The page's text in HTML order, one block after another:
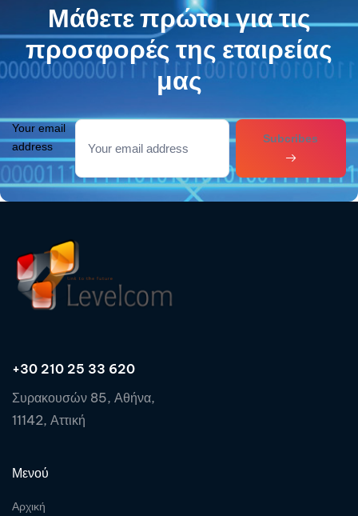
Μάθετε πρώτοι για τις
προσφορές της εταιρείας
μας
Your email
address
Subcribes
+30 210 25 33 620
Συρακουσών 85, Αθήνα,
11142, Αττική
Μενού
Αρχική